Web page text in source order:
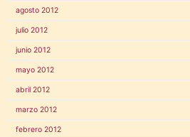
agosto 2012
julio 2012
junio 2012
mayo 2012
abril 2012
marzo 2012
febrero 2012